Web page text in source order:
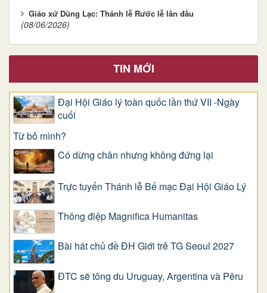
Giáo xứ Dũng Lạc: Thánh lễ Rước lễ lần đầu
(08/06/2026)
TIN MỚI
Đại Hội Giáo lý toàn quốc lần thứ VII -Ngày
cuối
Từ bỏ mình?
Có dừng chân nhưng không đứng lại
Trực tuyến Thánh lễ Bế mạc Đại Hội Giáo Lý
Thông điệp Magnifica Humanitas
Bài hát chủ đề ĐH Giới trẻ TG Seoul 2027
ĐTC sẽ tông du Uruguay, Argentina và Pêru